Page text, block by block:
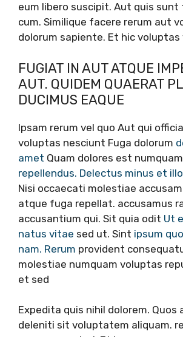
eum libero suscipit. Aut quis sunt
cum. Similique facere rerum aut
dolorum sapiente. Et hic
FUGIAT IN AUT ATQUE
AUT. QUIDEM QUAERAT
DUCIMUS EAQUE
Ipsam rerum vel quo Aut qui
voluptas nesciunt Fuga dolorum
amet Quam dolores est numquam
repellendus. Delectus minus et
Nisi occaecati molestiae
atque fuga repellat. accusamus
accusantium qui. Sit quia odit Ut
natus vitae sed ut. Sint ipsum
nam. Rerum provident
molestiae numquam voluptas
et sed
Expedita quis nihil dolorem. Quos
deleniti sit voluptatem aliquam.